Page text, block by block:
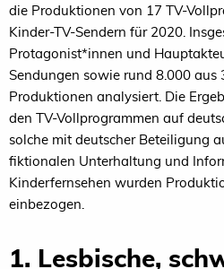
die Produktionen von 17 TV-
Kinder-TV-Sendern für 2020.
Protagonist*innen und
Sendungen sowie rund 8.000 aus
Produktionen analysiert. Die
den TV-Vollprogrammen auf
solche mit deutscher Beteiligung
fiktionalen Unterhaltung und
Kinderfernsehen wurden
einbezogen.
1. Lesbische,